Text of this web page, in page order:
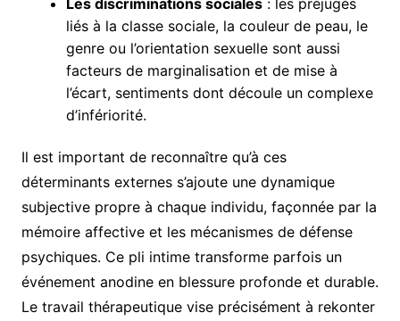
liés à la classe sociale, la couleur de peau, le
genre ou l’orientation sexuelle sont aussi
facteurs de marginalisation et de mise à
l’écart, sentiments dont découle un complexe
d’infériorité.
Il est important de reconnaître qu’à ces
déterminants externes s’ajoute une dynamique
subjective propre à chaque individu, façonnée par la
mémoire affective et les mécanismes de défense
psychiques. Ce pli intime transforme parfois un
événement anodine en blessure profonde et durable.
Le travail thérapeutique vise précisément à rekonter